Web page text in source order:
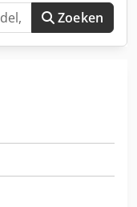
Zoeken